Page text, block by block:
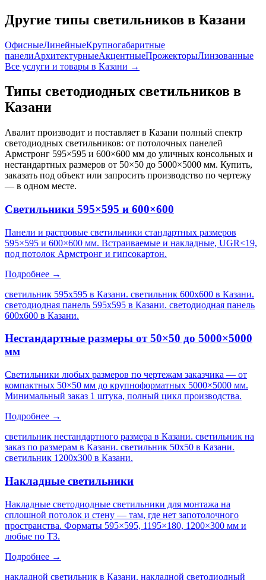
Другие типы светильников в Казани
ОфисныеЛинейныеКрупногабаритные
панелиАрхитектурныеАкцентныеПрожекторыЛинзованные
Все услуги и товары в Казани →
Типы светодиодных светильников в
Казани
Авалит производит и поставляет в Казани полный спектр
светодиодных светильников: от потолочных панелей
Армстронг 595×595 и 600×600 мм до уличных консольных и
нестандартных размеров от 50×50 до 5000×5000 мм. Купить,
заказать под объект или запросить производство по чертежу
— в одном месте.
Светильники 595×595 и 600×600
Панели и растровые светильники стандартных размеров
595×595 и 600×600 мм. Встраиваемые и накладные, UGR<19,
под потолок Армстронг и гипсокартон.
Подробнее →
светильник 595х595 в Казани. светильник 600х600 в Казани.
светодиодная панель 595х595 в Казани. светодиодная панель
600х600 в Казани.
Нестандартные размеры от 50×50 до 5000×5000
мм
Светильники любых размеров по чертежам заказчика — от
компактных 50×50 мм до крупноформатных 5000×5000 мм.
Минимальный заказ 1 штука, полный цикл производства.
Подробнее →
светильник нестандартного размера в Казани. светильник на
заказ по размерам в Казани. светильник 50х50 в Казани.
светильник 1200х300 в Казани.
Накладные светильники
Накладные светодиодные светильники для монтажа на
сплошной потолок и стену — там, где нет запотолочного
пространства. Форматы 595×595, 1195×180, 1200×300 мм и
любые по ТЗ.
Подробнее →
накладной светильник в Казани. накладной светодиодный